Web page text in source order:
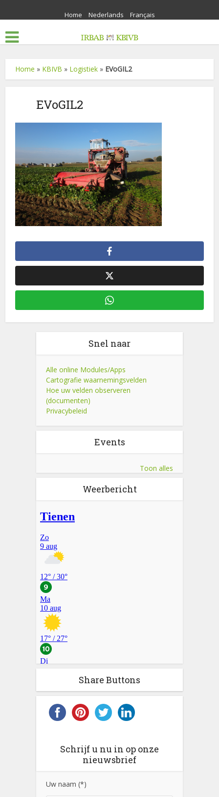
Home Nederlands Français
Home » KBIVB » Logistiek » EVoGIL2
EVoGIL2
Snel naar
Alle online Modules/Apps
Cartografie waarnemingsvelden
Hoe uw velden observeren
(documenten)
Privacybeleid
Events
Toon alles
Weerbericht
Share Buttons
Schrijf u nu in op onze
nieuwsbrief
Uw naam (*)